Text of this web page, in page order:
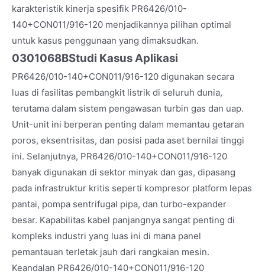
karakteristik kinerja spesifik PR6426/010-
140+CON011/916-120 menjadikannya pilihan optimal
untuk kasus penggunaan yang dimaksudkan.
0301068BStudi Kasus Aplikasi
PR6426/010-140+CON011/916-120 digunakan secara
luas di fasilitas pembangkit listrik di seluruh dunia,
terutama dalam sistem pengawasan turbin gas dan uap.
Unit-unit ini berperan penting dalam memantau getaran
poros, eksentrisitas, dan posisi pada aset bernilai tinggi
ini. Selanjutnya, PR6426/010-140+CON011/916-120
banyak digunakan di sektor minyak dan gas, dipasang
pada infrastruktur kritis seperti kompresor platform lepas
pantai, pompa sentrifugal pipa, dan turbo-expander
besar. Kapabilitas kabel panjangnya sangat penting di
kompleks industri yang luas ini di mana panel
pemantauan terletak jauh dari rangkaian mesin.
Keandalan PR6426/010-140+CON011/916-120